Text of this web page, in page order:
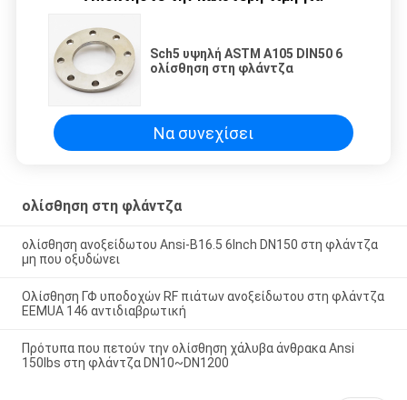
Sch5 υψηλή ASTM A105 DIN50 6
ολίσθηση στη φλάντζα
Να συνεχίσει
ολίσθηση στη φλάντζα
ολίσθηση ανοξείδωτου Ansi-B16.5 6Inch DN150 στη φλάντζα
μη που οξυδώνει
Ολίσθηση ΓΦ υποδοχών RF πιάτων ανοξείδωτου στη φλάντζα
EEMUA 146 αντιδιαβρωτική
Πρότυπα που πετούν την ολίσθηση χάλυβα άνθρακα Ansi
150lbs στη φλάντζα DN10~DN1200